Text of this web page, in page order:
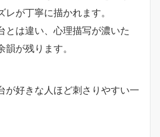
が丁寧に描かれます。
とは違い、心理描写が濃いた
が残ります。
が好きな人ほど刺さりやすい一